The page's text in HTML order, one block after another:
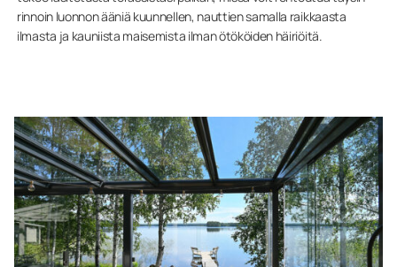
rinnoin luonnon ääniä kuunnellen, nauttien samalla raikkaasta
ilmasta ja kauniista maisemista ilman ötököiden häiriöitä.